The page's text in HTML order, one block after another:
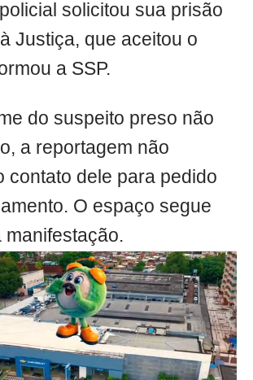
solicitou sua prisão
Justiça, que aceitou o
a SSP.
do suspeito preso não
a reportagem não
contato dele para pedido
O espaço segue
manifestação.